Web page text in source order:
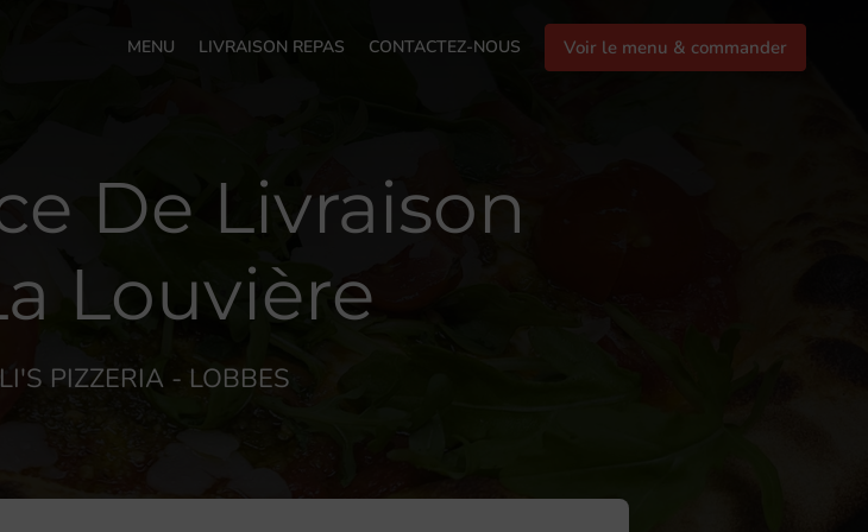
MENU LIVRAISON REPAS CONTACTEZ-NOUS Voir le menu & commander
De Livraison
Louvière
PIZZERIA - LOBBES